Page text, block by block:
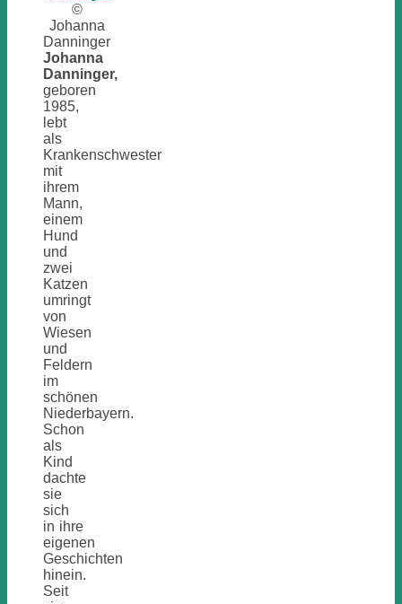
©
Johanna
Danninger
Johanna
Danninger,
geboren
1985,
lebt
als
Krankenschwester
mit
ihrem
Mann,
einem
Hund
und
zwei
Katzen
umringt
von
Wiesen
und
Feldern
im
schönen
Niederbayern.
Schon
als
Kind
dachte
sie
sich
in ihre
eigenen
Geschichten
hinein.
Seit